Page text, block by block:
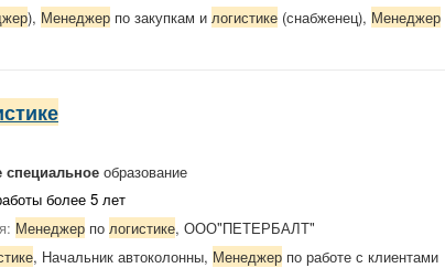
), Менеджер по закупкам и логистике (снабженец), Менеджер
специальное образование
более 5 лет
Менеджер по логистике, ООО"ПЕТЕРБАЛТ"
, Начальник автоколонны, Менеджер по работе с клиентами